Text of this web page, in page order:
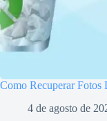
Como Recuperar Fotos
4 de agosto de